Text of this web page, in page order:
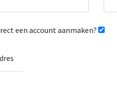
een account aanmaken?